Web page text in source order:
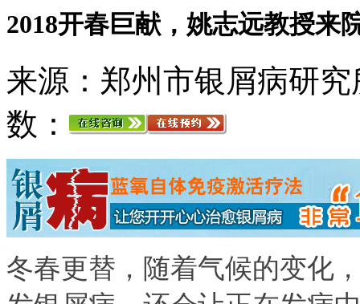
2018开春巨献，姚志远教授来
来源：郑州市银屑病研究
数：
冬春更替，随着气候的变化